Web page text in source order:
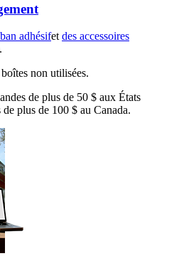
adhésifetdes accessoires
non utilisées.
de plus de 50 $ aux États
plus de 100 $ au Canada.